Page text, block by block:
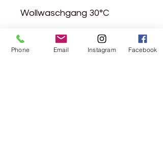
Wollwaschgang 30°C
Phone Email Instagram Facebook